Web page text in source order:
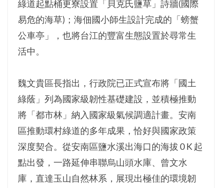
綠道起點桶更寮設置「貝克氏鹽草」詩牆(國際
易危的海草)；海佃國小師生設計完成的「螃蟹
公車亭」，也將台江的豐富生態設置於尋常生
活中。
魏文貴區長指出，行政院已正式宣布將「國土
綠蔭」列為國家級韌性基礎建設，並積極推動
將「都市林」納入國家級氣候調適計畫。安南
區推動環村綠道的多年成果，恰好與國家政策
深度契合。從安南區鹽水溪出海口的海拔 0 K 起
點出發，一路延伸串聯烏山頭水庫、曾文水
庫，直達玉山自然林系，展現出極佳的環境韌